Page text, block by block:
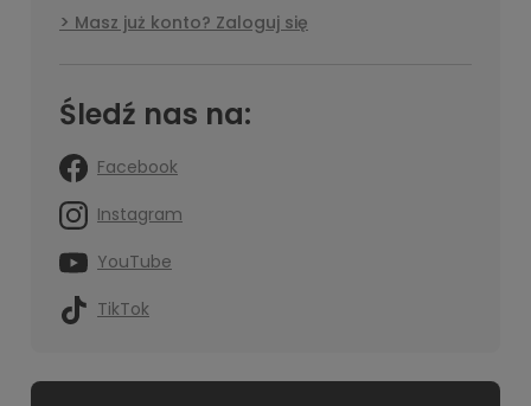
Masz już konto? Zaloguj się
Śledź nas na:
Facebook
Instagram
YouTube
TikTok